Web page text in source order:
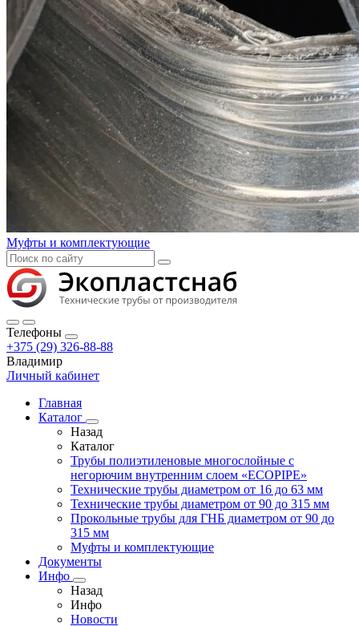
Муфты и комплектующие
Телефоны
+375 (29) 326-88-88
Владимир
Личный кабинет
Главная
Каталог
Назад
Каталог
Трубы полиэтиленовые многослойные с
негорючим внутренним слоем «ECOPIPE»
Технические трубы диаметром от 16 до 63 мм
Технические трубы диаметром от 90 до 315 мм
Прокольные трубы для ГНБ диаметром от 90 до
315 мм
Муфты и комплектующие
Документы
Инфо
Назад
Инфо
Новости